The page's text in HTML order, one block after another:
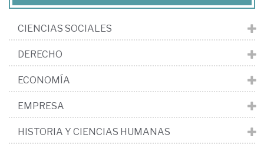
CIENCIAS SOCIALES
DERECHO
ECONOMÍA
EMPRESA
HISTORIA Y CIENCIAS HUMANAS